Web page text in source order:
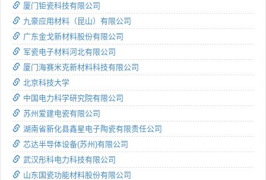
厦门钜瓷科技有限公司
九豪应用材料（昆山）有限公司
广东金戈新材料股份有限公司
军瓷电子材料河北有限公司
厦门海赛米克新材料科技有限公司
北京科技大学
中国电力科学研究院有限公司
苏州爱建电瓷有限公司
湖南省新化县鑫星电子陶瓷有限责任公司
芯达半导体设备(苏州)有限公司
武汉彤科电力科技有限公司
山东国瓷功能材料股份有限公司